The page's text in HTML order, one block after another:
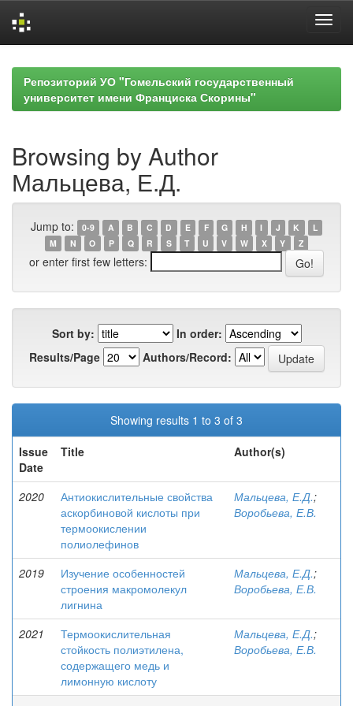
navigationРепозиторий УО "Гомельский государственный
университет имени Франциска Скорины"
Browsing by Author
Мальцева, Е.Д.
Jump to: 0-9 A B C D E F G H I J K
L
M
N O P Q R S T U V W X Y Z
or enter first few letters:
Sort by:
In order:
Results/Page
Authors/Record:
Showing results 1 to 3 of 3
Issue
Date
Title Author(s)
2020
Антиокислительные свойства
аскорбиновой кислоты при
термоокислении
полиолефинов
Мальцева, Е.Д.;
Воробьева, Е.В.
2019
Изучение особенностей
строения макромолекул
лигнина
Мальцева, Е.Д.;
Воробьева, Е.В.
2021
Термоокислительная
стойкость полиэтилена,
содержащего медь и
лимонную кислоту
Мальцева, Е.Д.;
Воробьева, Е.В.